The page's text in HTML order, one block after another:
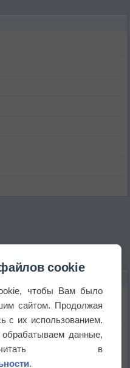
на транспорт
cookie
чтобы Вам было
сайтом. Продолжая
с их использованием.
данные,
в
.